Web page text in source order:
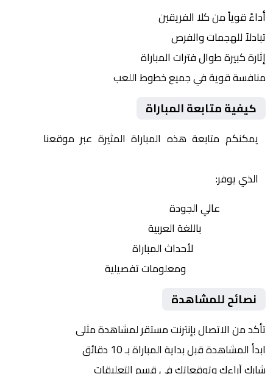
أداءً قوياً من كلا الفريقين
تبادلاً للهجمات والفرص
إثارة كبيرة طوال فترات المباراة
منافسة قوية في جميع خطوط اللعب
كيفية متابعة المباراة
يمكنكم متابعة هذه المباراة المثيرة عبر موقعنا
الذي يوفر:
عالي الجودة
باللغة العربية
لأحداث المباراة
ومعلومات تفصيلية
نصائح للمشاهدة
تأكد من الاتصال بإنترنت مستقر لمشاهدة مثلى
ابدأ المشاهدة قبل بداية المباراة بـ 10 دقائق
شارك آراءك وتوقعاتك في قسم التعليقات